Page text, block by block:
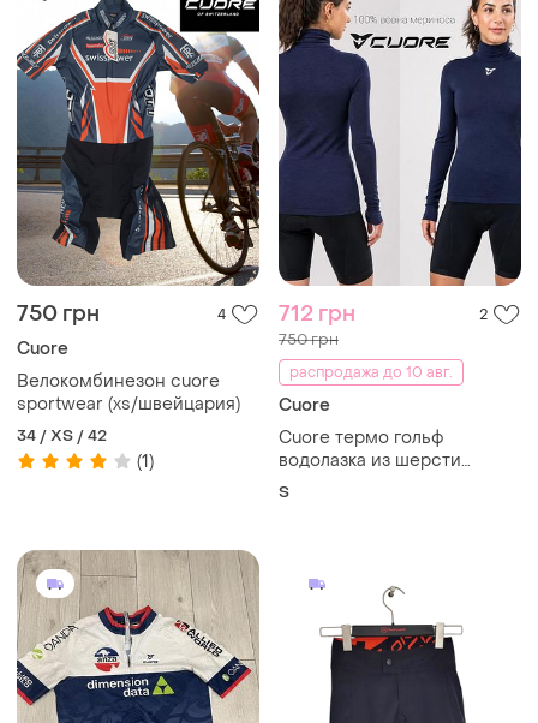
750 грн 4
Cuore
Велокомбинезон cuore
sportwear (xs/швейцария)
34 / XS / 42
(1)
712 грн 2
750 грн
распродажа до 10 авг.
Cuore
Cuore термо гольф
водолазка из шерсти
мериноса
S